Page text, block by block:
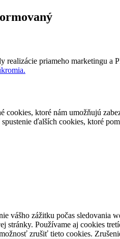
realizácie priameho marketingu
cookies, ktoré nám umožňujú
ďalších cookies, ktoré
vášho zážitku počas
stránky. Používame aj cookies
zrušiť tieto cookies.